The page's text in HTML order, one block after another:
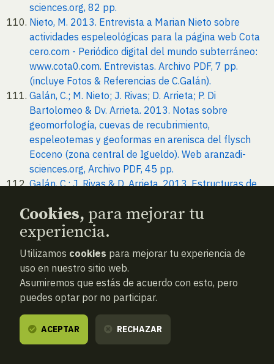
sciences.org, 82 pp.
Nieto, M. 2013. Entrevista a Marian Nieto sobre
actividades espeleológicas para la página web Cota
cero.com - Periódico digital del mundo subterráneo:
www.cota0.com. Entrevistas. Archivo PDF, 7 pp.
(incluye Fotos & Referencias de C.Galán).
Galán, C.; M. Nieto; J. Rivas; D. Arrieta; P. Di
Bartolomeo & Dv. Arrieta. 2013. Notas sobre
geomorfología, cuevas de recubrimiento,
espeleotemas y geoformas en arenisca del flysch
Eoceno (zona central de Igueldo). Web aranzadi-
sciences.org, Archivo PDF, 45 pp.
Galán, C.; J. Rivas & D. Arrieta. 2013. Estructuras de
flysch Eoceno, en el litoral de la placa central de
Igueldo (Gipuzkoa, País Vasco). Web aranzadi-
sciences.org, Archivo PDF, 28 pp.
Galán, C.; J. Rivas & M. Nieto. 2013. Cuevas en
arenisca y caliza arenosa en los acantilados del faro
de Igueldo (San Sebastián, País Vasco). Web
aranzadi-sciences.org, Archivo PDF, 31 pp.
Galán, C. & J. Rivas. 2013. Patrones extraños de
espeleotemas en túbulos, procesos clásticos y
fractales en arenisca del flysch Eoceno: ensenada
Cookies, para mejorar tu
experiencia.
Utilizamos cookies para mejorar tu experiencia de
uso en nuestro sitio web.
Asumiremos que estás de acuerdo con esto, pero
puedes optar por no participar.
ACEPTAR RECHAZAR